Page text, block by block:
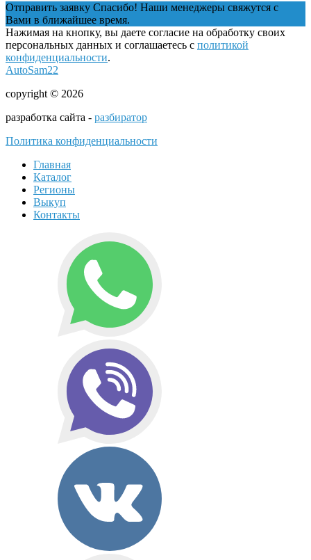
Отправить заявку Спасибо! Наши менеджеры свяжутся с
Вами в ближайшее время.
Нажимая на кнопку, вы даете согласие на обработку своих
персональных данных и соглашаетесь с политикой
конфиденциальности.
AutoSam22
copyright © 2026
разработка сайта - разбиратор
Политика конфиденциальности
Главная
Каталог
Регионы
Выкуп
Контакты